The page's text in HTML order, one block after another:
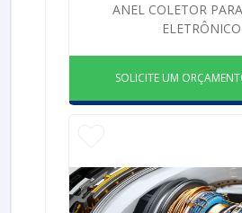
ANEL COLETOR
ELETRÔNICO
SOLICITE UM